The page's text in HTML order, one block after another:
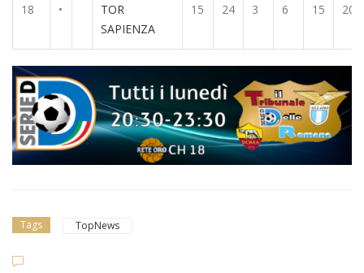
18 •
TOR
SAPIENZA
15 24 3 6 15 20
Tags TopNews